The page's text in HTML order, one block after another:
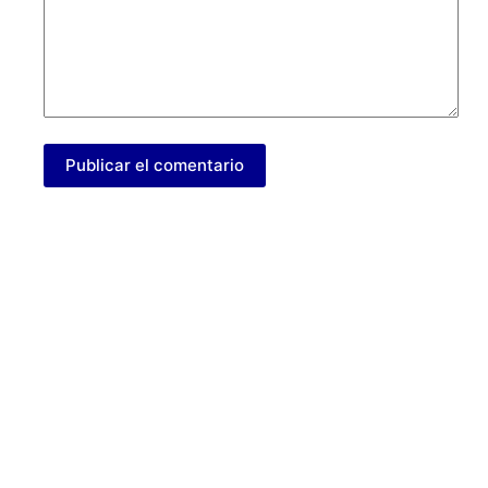
Publicar el comentario